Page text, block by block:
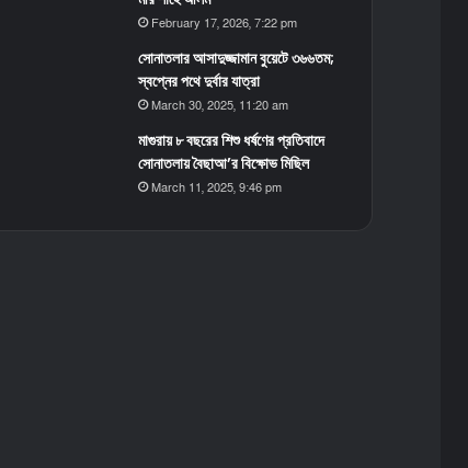
February 17, 2026, 7:22 pm
সোনাতলার আসাদুজ্জামান বুয়েটে ৩৬৬তম;
স্বপ্নের পথে দুর্বার যাত্রা
March 30, 2025, 11:20 am
মাগুরায় ৮ বছরের শিশু ধর্ষণের প্রতিবাদে
সোনাতলায় বৈছাআ’র বিক্ষোভ মিছিল
March 11, 2025, 9:46 pm